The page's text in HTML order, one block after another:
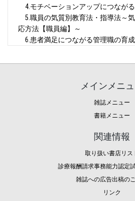
4.モチベーションアップにつなが
5.職員の気質別教育法・指導法～
応方法【職員編】～
6.患者満足につながる管理職の育
メインメニ
雑誌メニュー
書籍メニュー
関連情報
取り扱い書店リス
診療報酬請求事務能力認定
雑誌への広告出稿の
リンク